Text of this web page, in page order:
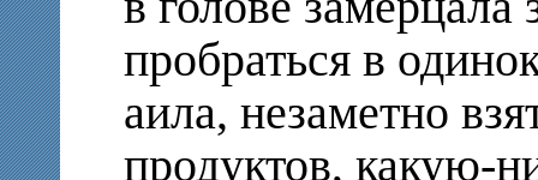
пробраться в
аила, незаметно
продуктов, какую-